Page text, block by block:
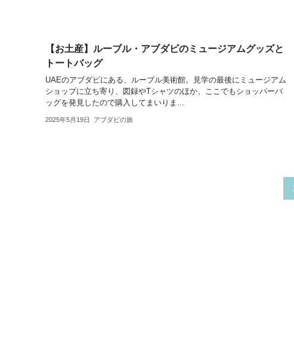
【お土産】ルーブル・アブダビのミュージアムグッズと
トートバッグ
UAEのアブダビにある、ルーブル美術館。見学の最後にミュージアム
ショップに立ち寄り、図録やTシャツのほか、ここでもショッパーバ
ッグを発見したので購入してまいりま...
2025年5月19日 アブダビの旅